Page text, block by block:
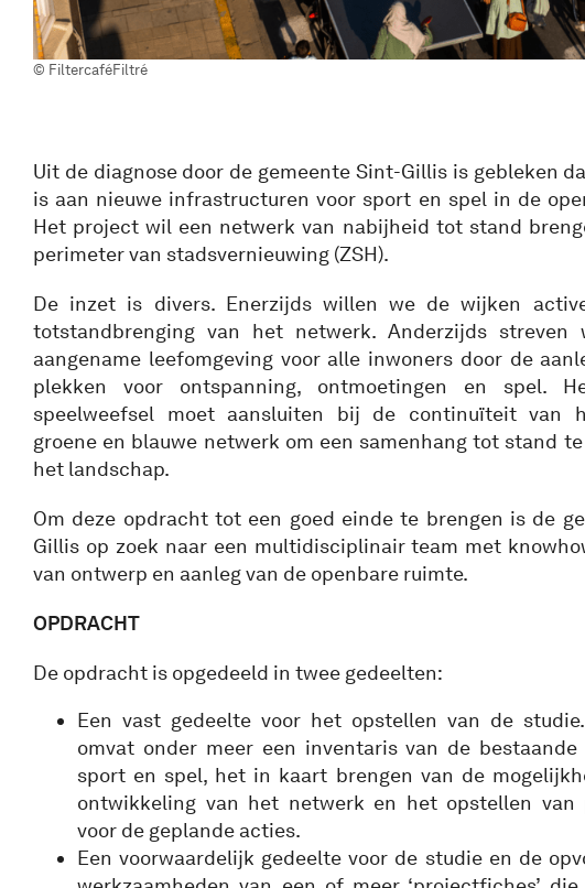
© FiltercaféFiltré
Uit de diagnose door de gemeente Sint-Gillis is gebleken
is aan nieuwe infrastructuren voor sport en spel in de
Het project wil een netwerk van nabijheid tot stand
perimeter van stadsvernieuwing (ZSH).
De inzet is divers. Enerzijds willen we de wijken
totstandbrenging van het netwerk. Anderzijds streven
aangename leefomgeving voor alle inwoners door de
plekken voor ontspanning, ontmoetingen en spel.
speelweefsel moet aansluiten bij de continuïteit van
groene en blauwe netwerk om een samenhang tot stand
het landschap.
Om deze opdracht tot een goed einde te brengen is de
Gillis op zoek naar een multidisciplinair team met
van ontwerp en aanleg van de openbare ruimte.
OPDRACHT
De opdracht is opgedeeld in twee gedeelten:
Een vast gedeelte voor het opstellen van de
omvat onder meer een inventaris van de
sport en spel, het in kaart brengen van de
ontwikkeling van het netwerk en het opstellen van
voor de geplande acties.
Een voorwaardelijk gedeelte voor de studie en de